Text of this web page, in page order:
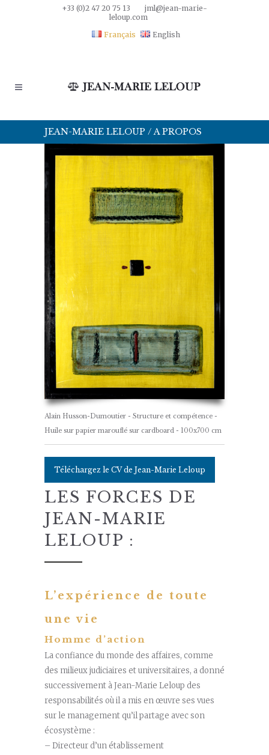
+33 (0)2 47 20 75 13
jml@jean-marie-
leloup.com
Français
English
JEAN-MARIE LELOUP /A PROPOS
Alain Husson-Dumoutier - Structure et compétence -
Huile sur papier marouflé sur cardboard - 100x700 cm
Téléchargez le CV de Jean-Marie Leloup
LES FORCES DE
JEAN-MARIE
LELOUP :
L’expérience de toute
une vie
Homme d’action
La confiance du monde des affaires, comme
des milieux judiciaires et universitaires, a donné
successivement à Jean-Marie Leloup des
responsabilités où il a mis en œuvre ses vues
sur le management qu’il partage avec son
écosystème :
– Directeur d’un établissement